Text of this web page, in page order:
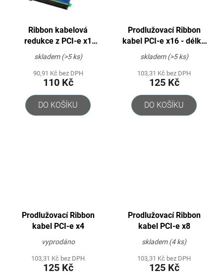
Ribbon kabelová
redukce z PCI-e x1
(Male) na PCI-e x16
(Female)
skladem(>5 ks)
90,91 Kč bez DPH
110 Kč
DO KOŠÍKU
Prodlužovací Ribbon
kabel PCI-e x16 - délka
20cm
skladem(>5 ks)
103,31 Kč bez DPH
125 Kč
DO KOŠÍKU
Prodlužovací Ribbon
kabel PCI-e x4
vyprodáno
103,31 Kč bez DPH
125 Kč
Prodlužovací Ribbon
kabel PCI-e x8
skladem(4 ks)
103,31 Kč bez DPH
125 Kč